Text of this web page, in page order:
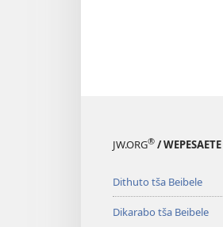
JW.ORG® /
Dithuto tša Beibele
Dikarabo tša Beibele